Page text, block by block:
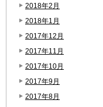
2018年2月
2018年1月
2017年12月
2017年11月
2017年10月
2017年9月
2017年8月